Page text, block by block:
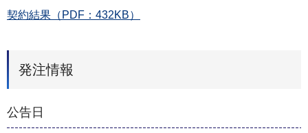
契約結果（PDF：432KB）
発注情報
公告日